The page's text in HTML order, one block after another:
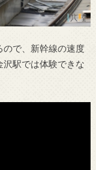
ので、新幹線の速度
沢駅では体験できな